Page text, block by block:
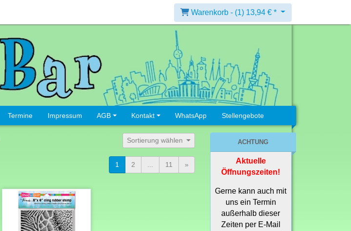
Warenkorb - (1) 13,94 € *
Termine Impressum AGB Kontakt WhatsApp Stellengebote
Sortierung wählen
1 2 ... 11 »
ACHTUNG
Aktuelle
Öffnungszeiten!
Gerne kann auch mit
uns ein Termin
außerhalb dieser
Zeiten per E-Mail